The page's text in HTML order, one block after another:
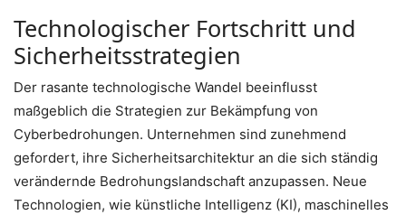
Technologischer Fortschritt und
Sicherheitsstrategien
Der rasante technologische Wandel beeinflusst
maßgeblich die Strategien zur Bekämpfung von
Cyberbedrohungen. Unternehmen sind zunehmend
gefordert, ihre Sicherheitsarchitektur an die sich ständig
verändernde Bedrohungslandschaft anzupassen. Neue
Technologien, wie künstliche Intelligenz (KI), maschinelles